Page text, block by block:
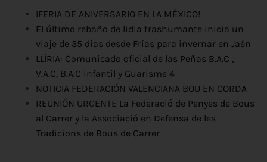
¡FERIA DE ANIVERSARIO EN LA MÉXICO!
El último rebaño de lidia trashumante inicia un
viaje de 35 días desde Frías para invernar en Jaén
LLÍRIA: Comunicado oficial de las Peñas B.A.C ,
V.A.C, B.A.C infantil y Guarisme 4
NOTICIA FEDERACIÓN VALENCIANA BOU EN CORDA
REUNIÓN URGENTE La Federació de Penyes de Bous
al Carrer y la Associació en Defensa de les
Tradicions de Bous de Carrer